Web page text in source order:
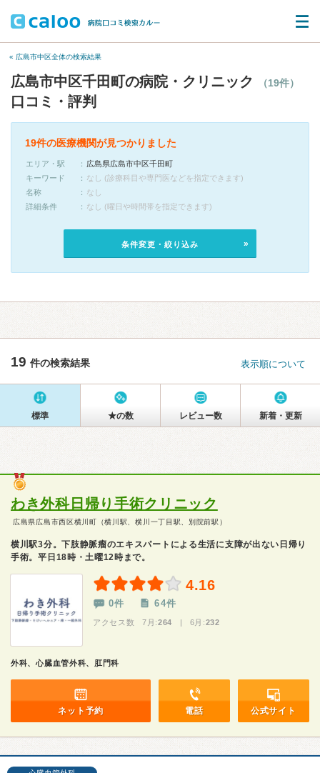
« 広島市中区全体の検索結果
広島市中区千田町の病院・クリニック （19件）
口コミ・評判
19件の医療機関が見つかりました
エリア・駅
広島県広島市中区千田町
キーワード
なし (診療科目や専門医などを指定できます)
名称
なし
詳細条件
なし (曜日や時間帯を指定できます)
条件変更・絞り込み
19 件の検索結果 表示順について
標準 ★の数 レビュー数 新着・更新
わき外科日帰り手術クリニック
広島県広島市西区横川町（横川駅、横川一丁目駅、別院前駅）
横川駅3分。下肢静脈瘤のエキスパートによる生活に支障が出ない日帰り
手術。平日18時・土曜12時まで。
4.16
0件 64件
アクセス数 7月:264 | 6月:232
外科、心臓血管外科、肛門科
ネット予約 電話 公式サイト